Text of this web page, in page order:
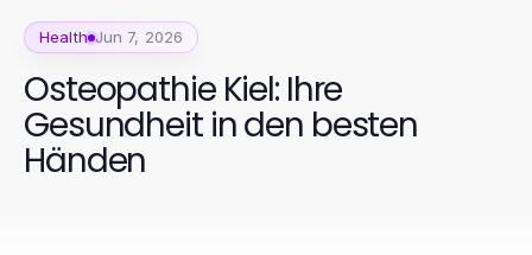
Health Jun 7, 2026
Osteopathie Kiel: Ihre
Gesundheit in den besten
Händen